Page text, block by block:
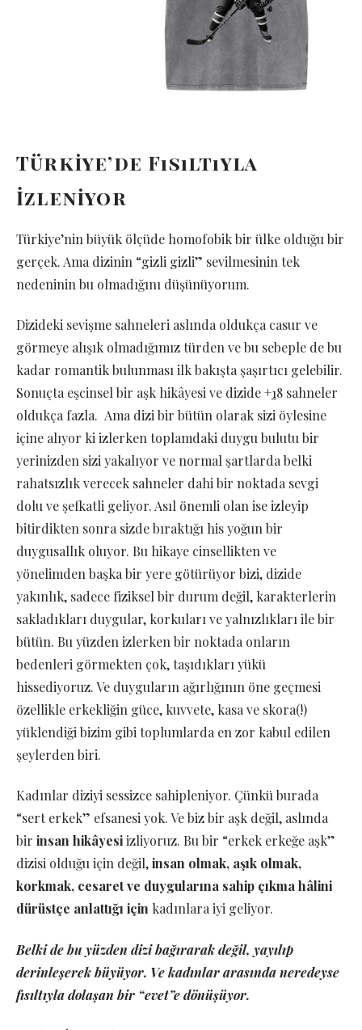
Türkiye’de Fısıltıyla
İzleniyor
Türkiye’nin büyük ölçüde homofobik bir ülke olduğu bir
gerçek. Ama dizinin “gizli gizli” sevilmesinin tek
nedeninin bu olmadığını düşünüyorum.
Dizideki sevişme sahneleri aslında oldukça casur ve
görmeye alışık olmadığımız türden ve bu sebeple de bu
kadar romantik bulunması ilk bakışta şaşırtıcı gelebilir.
Sonuçta eşcinsel bir aşk hikâyesi ve dizide +18 sahneler
oldukça fazla. Ama dizi bir bütün olarak sizi öylesine
içine alıyor ki izlerken toplamdaki duygu bulutu bir
yerinizden sizi yakalıyor ve normal şartlarda belki
rahatsızlık verecek sahneler dahi bir noktada sevgi
dolu ve şefkatli geliyor. Asıl önemli olan ise izleyip
bitirdikten sonra sizde bıraktığı his yoğun bir
duygusallık oluyor. Bu hikaye cinsellikten ve
yönelimden başka bir yere götürüyor bizi, dizide
yakınlık, sadece fiziksel bir durum değil, karakterlerin
sakladıkları duygular, korkuları ve yalnızlıkları ile bir
bütün. Bu yüzden izlerken bir noktada onların
bedenleri görmekten çok, taşıdıkları yükü
hissediyoruz. Ve duyguların ağırlığının öne geçmesi
özellikle erkekliğin güce, kuvvete, kasa ve skora(!)
yüklendiği bizim gibi toplumlarda en zor kabul edilen
şeylerden biri.
Kadınlar diziyi sessizce sahipleniyor. Çünkü burada
“sert erkek” efsanesi yok. Ve biz bir aşk değil, aslında
bir insan hikâyesiizliyoruz. Bu bir “erkek erkeğe aşk”
dizisi olduğu için değil,insan olmak, aşık olmak,
korkmak, cesaret ve duygularına sahip çıkma hâlini
dürüstçe anlattığı için kadınlara iyi geliyor.
Belki de bu yüzden dizi bağırarak değil, yayılıp
derinleşerek büyüyor. Ve kadınlar arasında neredeyse
fısıltıyla dolaşan bir “evet”e dönüşüyor.